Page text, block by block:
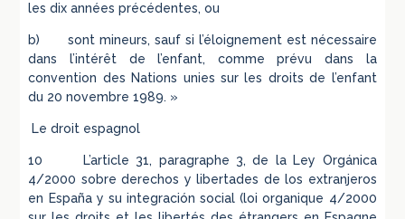
les dix années précédentes, ou
b) sont mineurs, sauf si l’éloignement est nécessaire
dans l’intérêt de l’enfant, comme prévu dans la
convention des Nations unies sur les droits de l’enfant
du 20 novembre 1989. »
Le droit espagnol
10 L’article 31, paragraphe 3, de la Ley Orgánica
4/2000 sobre derechos y libertades de los extranjeros
en España y su integración social (loi organique 4/2000